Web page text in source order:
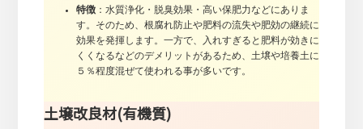
特徴：水質浄化・脱臭効果・高い保肥力などにありま
す。そのため、根腐れ防止や肥料の流失や肥効の継続に
効果を発揮します。一方で、入れすぎると肥料が効きに
くくなるなどのデメリットがあるため、土壌や培養土に
５％程度混ぜて使われる事が多いです。
土壌改良材(有機質)